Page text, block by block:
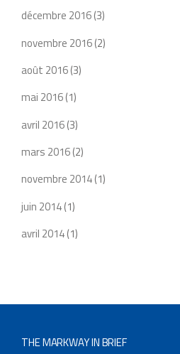
décembre 2016(3)
novembre 2016(2)
août 2016(3)
mai 2016(1)
avril 2016(3)
mars 2016(2)
novembre 2014(1)
juin 2014(1)
avril 2014(1)
THE MARKWAY IN BRIEF